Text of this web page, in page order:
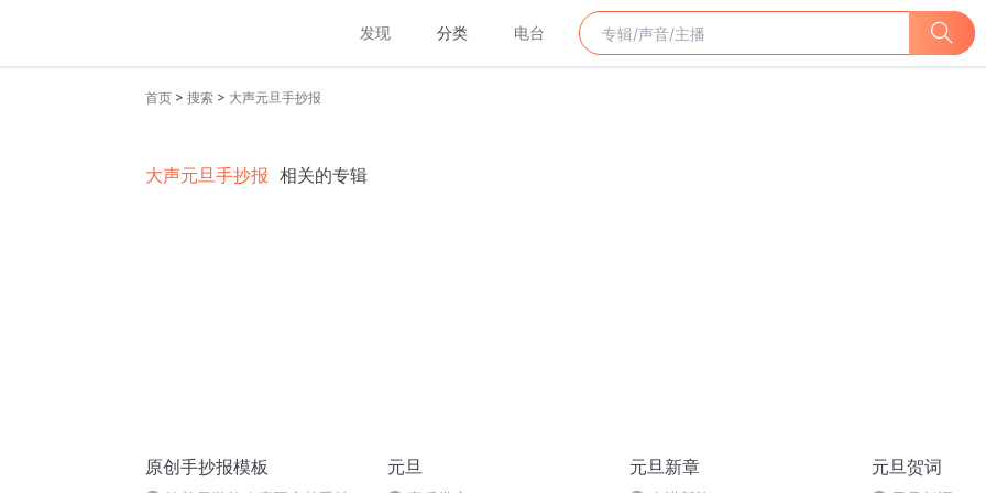
发现 分类 电台
首页 > 搜索 > 大声元旦手抄报
大声元旦手抄报 相关的专辑
原创手抄报模板 元旦 元旦新章 元旦贺词